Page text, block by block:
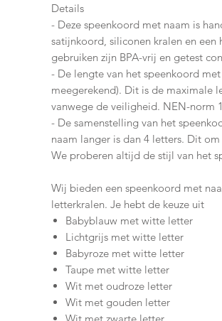
Details
- Deze speenkoord met naam is
satijnkoord, siliconen kralen en
gebruiken zijn BPA-vrij en getest
- De lengte van het speenkoord
meegerekend). Dit is de maximale
vanwege de veiligheid. NEN-norm
- De samenstelling van het
naam langer is dan 4 letters. Dit
We proberen altijd de stijl van het
Wij bieden een speenkoord met
letterkralen. Je hebt de keuze uit
Babyblauw met witte letter
Lichtgrijs met witte letter
Babyroze met witte letter
Taupe met witte letter
Wit met oudroze letter
Wit met gouden letter